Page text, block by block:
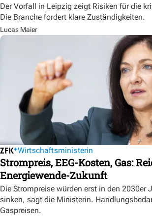
Der Vorfall in Leipzig zeigt Risiken für die
Die Branche fordert klare Zuständigkeiten.
Lucas Maier
Wirtschaftsministerin
Strompreis, EEG-Kosten, Gas:
Energiewende-Zukunft
Die Strompreise würden erst in den 2030er
sinken, sagt die Ministerin.
Gaspreisen.